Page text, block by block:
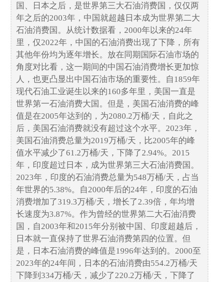
国、日本之后，是世界第三大石油消费国，仅仅两
年之后的2003年，中国就超越日本成为世界第二大
石油消费国。从统计数据看，2000年以来的24年
里，仅2022年，中国的石油消费出现了下降，所有
其他年份均为逐年增长。放在同期国际石油市场的
角度对比看，这一期间的中国石油消费增长更加惊
人，也更凸显出中国石油市场的重要性。自1859年
现代石油工业诞生以来的160多年里，美国一直是
世界第一石油消费大国。但是，美国石油消费的峰
值是在2005年达到的，为2080.2万桶/天，自此之
后，美国石油消费就没有超过这个水平。2023年，
美国石油消费总量为2019万桶/天，比2005年的峰
值水平减少了61.2万桶/天，下降了2.94%。2015
年，印度超过日本，成为世界第三大石油消费国。
2023年，印度的石油消费总量为548万桶/天，占当
年世界的5.38%。自2000年后的24年，印度的石油
消费增加了319.3万桶/天，增长了2.39倍，年均增
长速度为3.87%。作为曾经的世界第二大石油消费
国，自2003年和2015年分别被中国、印度超越后，
日本就一直保持了世界石油消费第四的位置。但
是，日本石油消费的峰值是1996年达到的。2000至
2023年的24年间，日本的石油消费由554.2万桶/天
下降到334万桶/天，减少了220.2万桶/天，下降了